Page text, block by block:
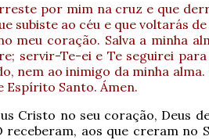
por mim na cruz e que
subiste ao céu e que voltarás
meu coração. Salva a minha
servir-Te-ei e Te seguirei
nem ao inimigo da minha
Espírito Santo. Ámen.
Cristo no seu coração, Deus
aos que creram